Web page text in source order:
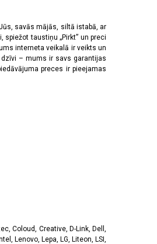
savās mājās, siltā istabā, ar
taustiņu „Pirkt” un preci
interneta veikalā ir veikts un
– mums ir savs garantijas
preces ir pieejamas
Coloud, Creative, D-Link, Dell,
Lenovo, Lepa, LG, Liteon, LSI,